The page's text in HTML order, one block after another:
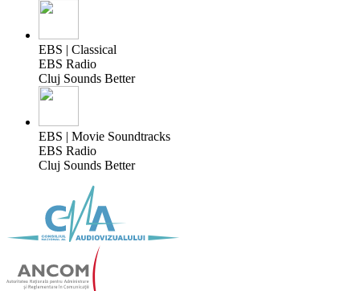
EBS | Classical
EBS Radio
Cluj Sounds Better
EBS | Movie Soundtracks
EBS Radio
Cluj Sounds Better